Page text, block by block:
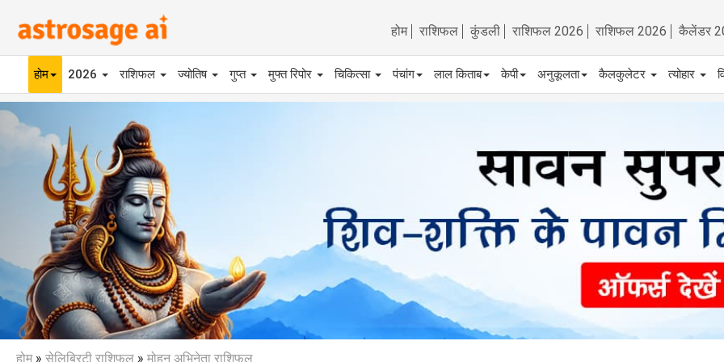
होम राशिफल कुंडली राशिफल 2026 राशिफल 2026 कैलेंडर
होम 2026 राशिफल ज्योतिष गुप्त मुफ्त रिपोर चिकित्सा पंचांग लाल किताब केपी अनुकूलता कैलकुलेटर त्योहार
Previous
होम» सेलिब्रिटी राशिफल » मोहन अभिनेता राशिफल